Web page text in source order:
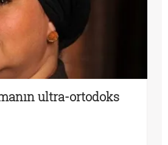
ultra-ortodoks